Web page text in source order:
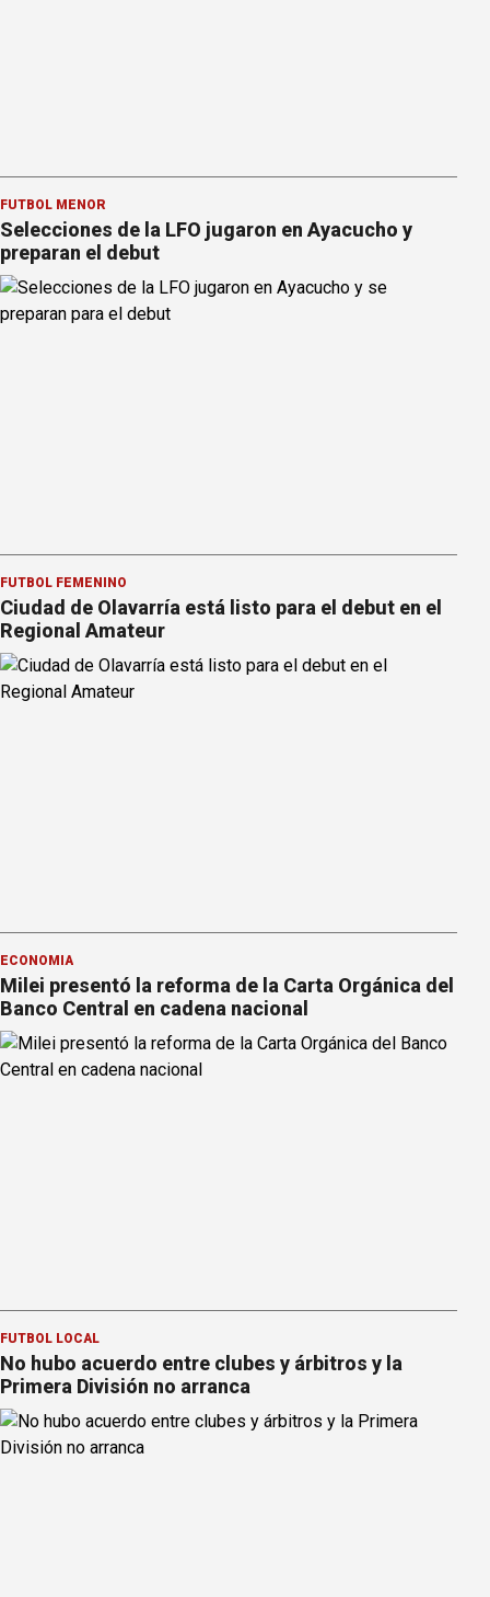
FÚTBOL MENOR
Selecciones de la LFO jugaron en Ayacucho y
preparan el debut
FÚTBOL FEMENINO
Ciudad de Olavarría está listo para el debut en el
Regional Amateur
ECONOMÍA
Milei presentó la reforma de la Carta Orgánica del
Banco Central en cadena nacional
FÚTBOL LOCAL
No hubo acuerdo entre clubes y árbitros y la
Primera División no arranca